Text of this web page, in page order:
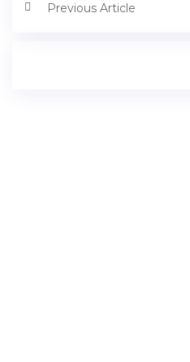
Previous Article